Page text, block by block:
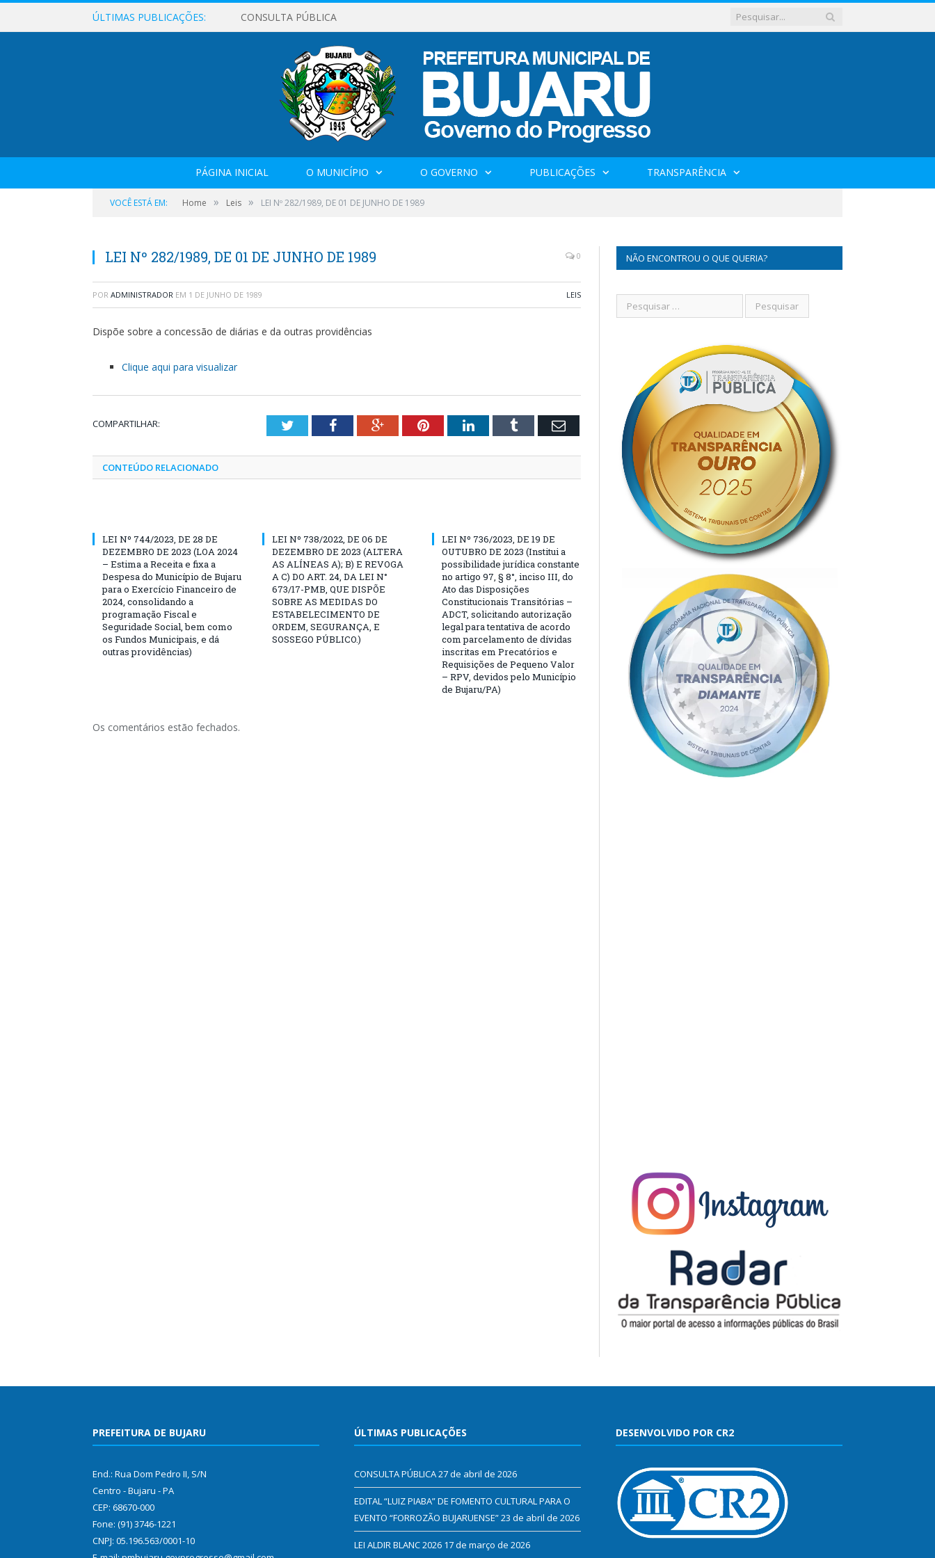
ÚLTIMAS PUBLICAÇÕES: CONSULTA PÚBLICA
PÁGINA INICIAL O MUNICÍPIO O GOVERNO PUBLICAÇÕES TRANSPARÊNCIA
VOCÊ ESTÁ EM: Home » Leis » LEI Nº 282/1989, DE 01 DE JUNHO DE 1989
LEI Nº 282/1989, DE 01 DE JUNHO DE 1989 0
POR ADMINISTRADOR EM 1 DE JUNHO DE 1989 LEIS
Dispõe sobre a concessão de diárias e da outras providências
Clique aqui para visualizar
COMPARTILHAR: TwitterFacebookGoogle+PinterestLinkedInTumblr Email
CONTEÚDO RELACIONADO
LEI Nº 744/2023, DE 28 DE
DEZEMBRO DE 2023 (LOA 2024
– Estima a Receita e fixa a
Despesa do Município de Bujaru
para o Exercício Financeiro de
2024, consolidando a
programação Fiscal e
Seguridade Social, bem como
os Fundos Municipais, e dá
outras providências)
LEI Nº 738/2022, DE 06 DE
DEZEMBRO DE 2023 (ALTERA
AS ALÍNEAS A); B) E REVOGA
A C) DO ART. 24, DA LEI N°
673/17-PMB, QUE DISPÕE
SOBRE AS MEDIDAS DO
ESTABELECIMENTO DE
ORDEM, SEGURANÇA, E
SOSSEGO PÚBLICO.)
LEI Nº 736/2023, DE 19 DE
OUTUBRO DE 2023 (Institui a
possibilidade jurídica constante
no artigo 97, § 8°, inciso III, do
Ato das Disposições
Constitucionais Transitórias –
ADCT, solicitando autorização
legal para tentativa de acordo
com parcelamento de dívidas
inscritas em Precatórios e
Requisições de Pequeno Valor
– RPV, devidos pelo Município
de Bujaru/PA)
Os comentários estão fechados.
NÃO ENCONTROU O QUE QUERIA?
PREFEITURA DE BUJARU
End.: Rua Dom Pedro II, S/N
Centro - Bujaru - PA
CEP: 68670-000
Fone: (91) 3746-1221
CNPJ: 05.196.563/0001-10
ÚLTIMAS PUBLICAÇÕES
CONSULTA PÚBLICA27 de abril de 2026
EDITAL “LUIZ PIABA” DE FOMENTO CULTURAL PARA O
EVENTO “FORROZÃO BUJARUENSE”23 de abril de 2026
LEI ALDIR BLANC 2026 17 de março de 2026
DESENVOLVIDO POR CR2